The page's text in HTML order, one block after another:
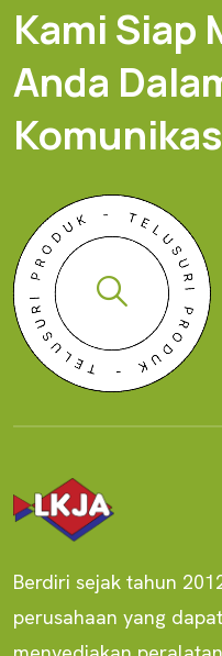
Kami Siap
Anda
Berdiri sejak tahun
perusahaan yang